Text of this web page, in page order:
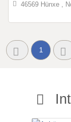
46569 Hünxe ,
1